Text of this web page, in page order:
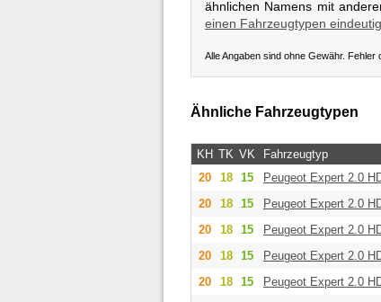
ähnlichen Namens mit
einen Fahrzeugtypen eindeutig.
Alle Angaben sind ohne Gewähr.
Ähnliche Fahrzeugtypen
KH TK VK Fahrzeugtyp
20
18 15 Peugeot Expert 2.0
20
18 15 Peugeot Expert 2.0
20
18 15 Peugeot Expert 2.0
20
18 15 Peugeot Expert 2.0
20
18 15 Peugeot Expert 2.0